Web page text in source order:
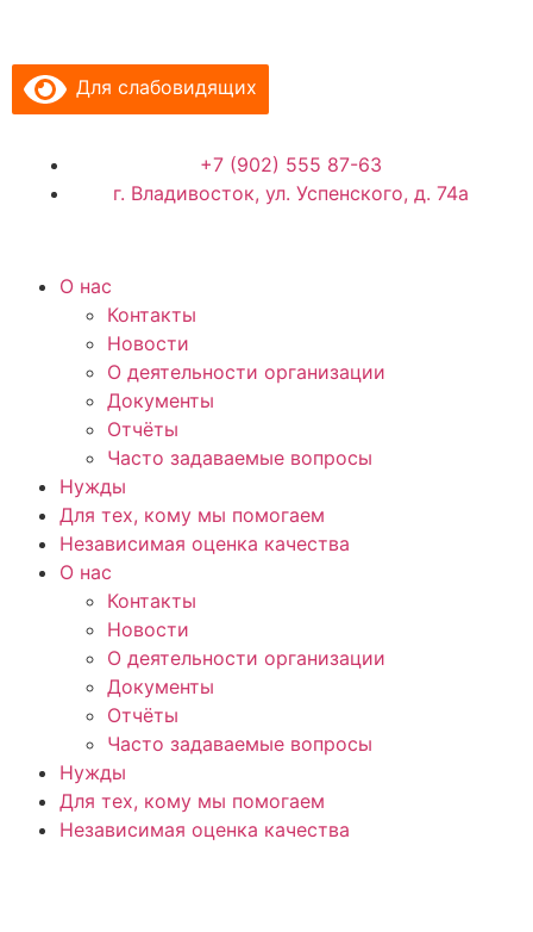
Для слабовидящих
+7 (902) 555 87-63
г. Владивосток, ул. Успенского, д. 74а
О нас
Контакты
Новости
О деятельности организации
Документы
Отчёты
Часто задаваемые вопросы
Нужды
Для тех, кому мы помогаем
Независимая оценка качества
О нас
Контакты
Новости
О деятельности организации
Документы
Отчёты
Часто задаваемые вопросы
Нужды
Для тех, кому мы помогаем
Независимая оценка качества